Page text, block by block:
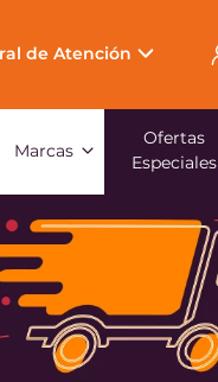
de Atención
Marcas
Ofertas
Especiales